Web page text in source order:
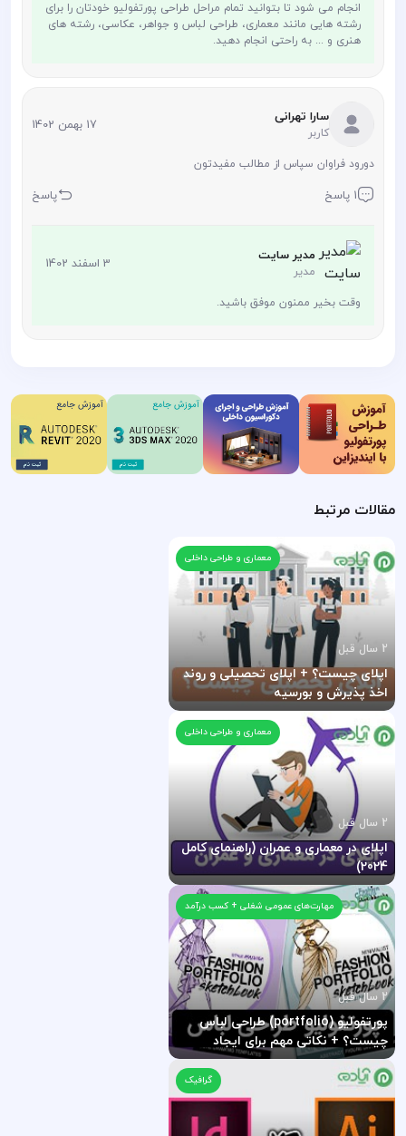
انجام می شود تا بتوانید تمام مراحل طراحی پورتفولیو خودتان را برای
رشته هایی مانند معماری، طراحی لباس و جواهر، عکاسی، رشته های
هنری و ... به راحتی انجام دهید.
سارا تهرانی
کاربر 17 بهمن 1402
دورود فراوان سپاس از مطالب مفیدتون
1 پاسخ پاسخ
مدیر سایت
مدیر 3 اسفند 1402
وقت بخیر ممنون موفق باشید.
مقالات مرتبط
معماری و طراحی داخلی
2 سال قبل
اپلای چیست؟ + اپلای تحصیلی و روند
اخذ پذیرش و بورسیه
معماری و طراحی داخلی
2 سال قبل
اپلای در معماری و عمران (راهنمای کامل
2024)
مهارت‌های عمومی شغلی + کسب درآمد
2 سال قبل
پورتفولیو (portfolio) طراحی لباس
چیست؟ + نکاتی مهم برای ایجاد
پورتفولیو طراحی لباس
گرافیک